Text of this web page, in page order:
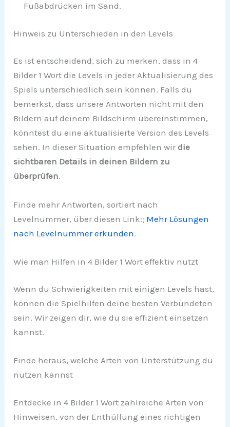
Fußabdrücken im Sand.
Hinweis zu Unterschieden in den Levels
Es ist entscheidend, sich zu merken, dass in 4
Bilder 1 Wort die Levels in jeder Aktualisierung des
Spiels unterschiedlich sein können. Falls du
bemerkst, dass unsere Antworten nicht mit den
Bildern auf deinem Bildschirm übereinstimmen,
könntest du eine aktualisierte Version des Levels
sehen. In dieser Situation empfehlen wirdie
sichtbaren Details in deinen Bildern zu
überprüfen.
Finde mehr Antworten, sortiert nach
Levelnummer, über diesen Link:; Mehr Lösungen
nach Levelnummer erkunden.
Wie man Hilfen in 4 Bilder 1 Wort effektiv nutzt
Wenn du Schwierigkeiten mit einigen Levels hast,
können die Spielhilfen deine besten Verbündeten
sein. Wir zeigen dir, wie du sie effizient einsetzen
kannst.
Finde heraus, welche Arten von Unterstützung du
nutzen kannst
Entdecke in 4 Bilder 1 Wort zahlreiche Arten von
Hinweisen, von der Enthüllung eines richtigen